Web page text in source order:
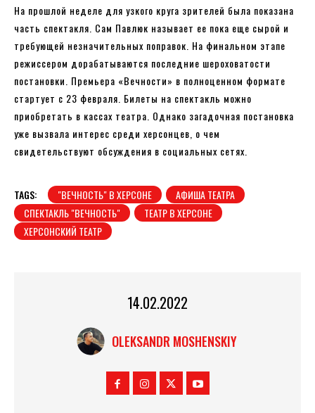
На прошлой неделе для узкого круга зрителей была показана
часть спектакля. Сам Павлюк называет ее пока еще сырой и
требующей незначительных поправок. На финальном этапе
режиссером дорабатываются последние шероховатости
постановки. Премьера «Вечности» в полноценном формате
стартует с 23 февраля. Билеты на спектакль можно
приобретать в кассах театра. Однако загадочная постановка
уже вызвала интерес среди херсонцев, о чем
свидетельствуют обсуждения в социальных сетях.
TAGS: "ВЕЧНОСТЬ" В ХЕРСОНЕ
АФИША ТЕАТРА
СПЕКТАКЛЬ "ВЕЧНОСТЬ"
ТЕАТР В ХЕРСОНЕ
ХЕРСОНСКИЙ ТЕАТР
14.02.2022
OLEKSANDR MOSHENSKIY